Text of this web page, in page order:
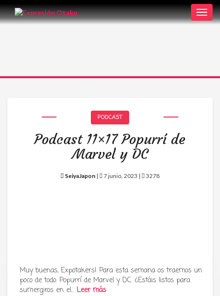
Tu radio y podcast sobre manga,
anime y cultura japonesa ツ
PODCAST
Podcast 11×17 Popurrí de
Marvel y DC
SeiyaJapon | 7 junio, 2023 | 3278
Muy buenas, Expotakers! Para esta semana os traemos un
poco de todo: Popurrí de Marvel y DC. ¿Estáis listos para
sumergiros en el… Leer más